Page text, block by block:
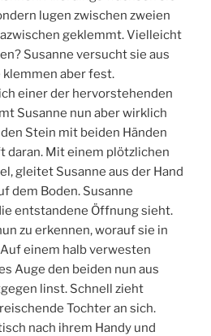
lugen zwischen zweien
geklemmt. Vielleicht
Susanne versucht sie aus
klemmen aber fest.
einer der hervorstehenden
Susanne nun aber wirklich
Stein mit beiden Händen
daran. Mit einem plötzlichen
gleitet Susanne aus der Hand
dem Boden. Susanne
entstandene Öffnung sieht.
zu erkennen, worauf sie in
einem halb verwesten
Auge den beiden nun aus
linst. Schnell zieht
Tochter an sich.
nach ihrem Handy und